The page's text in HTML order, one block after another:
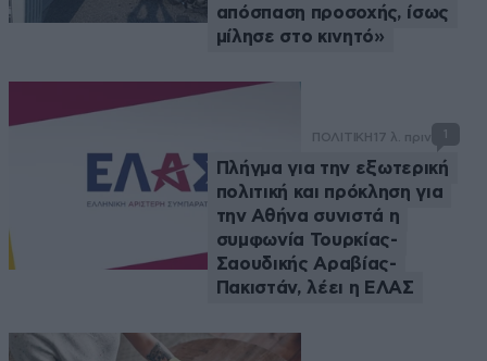
απόσπαση προσοχής, ίσως
μίλησε στο κινητό»
ΠΟΛΙΤΙΚΗ 17 λ. πριν
Πλήγμα για την εξωτερική
πολιτική και πρόκληση για
την Αθήνα συνιστά η
συμφωνία Τουρκίας-
Σαουδικής Αραβίας-
Πακιστάν, λέει η ΕΛΑΣ